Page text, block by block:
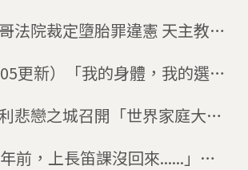
法院裁定墮胎罪違憲 天主教大
更新）「我的身體，我的選
家
悲戀之城召開「世界家庭大
年前，上長笛課沒回來......」梵